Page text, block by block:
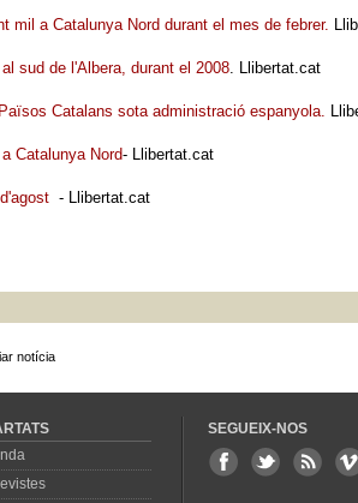
mil a Catalunya Nord durant el mes de febrer.
sud de l'Albera, durant el 2008. Llibertat.cat
Catalans sota administració espanyola.
Catalunya Nord- Llibertat.cat
- Llibertat.cat
notícia
SEGUEIX-NOS